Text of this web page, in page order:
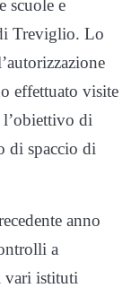
scuole e
Treviglio. Lo
effettuato visite
di
di spaccio di
anno
a
vari istituti